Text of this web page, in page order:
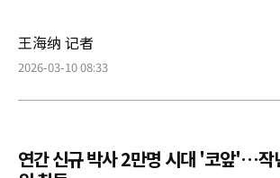
王海纳 记者
2026-03-10 08:33
연간 신규 박사 2만명 시대 '코앞'…작